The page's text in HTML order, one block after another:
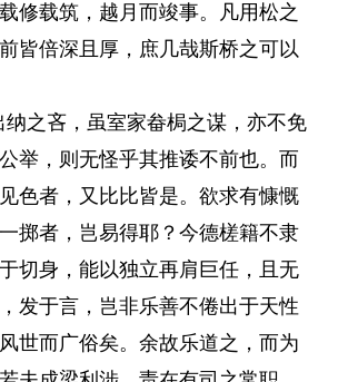
修载筑，越月而竣事。凡用松之
皆倍深且厚，庶几哉斯桥之可以
之吝，虽室家畚梮之谋，亦不免
举，则无怪乎其推诿不前也。而
色者，又比比皆是。欲求有慷慨
掷者，岂易得耶？今德槎籍不隶
切身，能以独立再肩巨任，且无
发于言，岂非乐善不倦出于天性
世而广俗矣。余故乐道之，而为